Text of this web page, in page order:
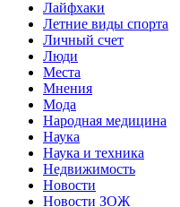
Лайфхаки
Летние виды спорта
Личный счет
Люди
Места
Мнения
Мода
Народная медицина
Наука
Наука и техника
Недвижимость
Новости
Новости ЗОЖ